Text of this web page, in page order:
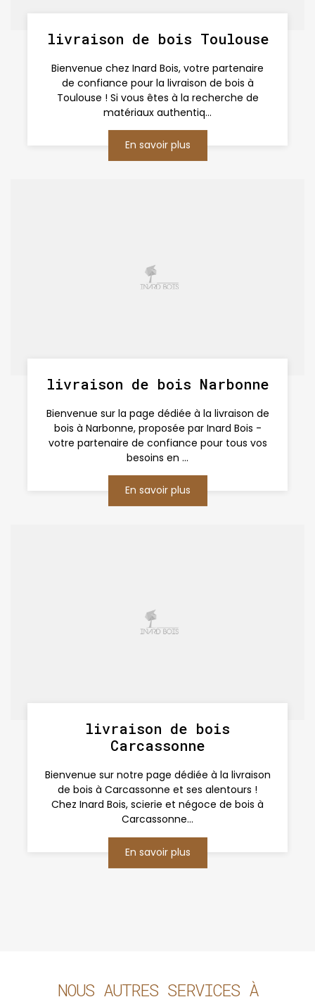
livraison de bois Toulouse
Bienvenue chez Inard Bois, votre partenaire
de confiance pour la livraison de bois à
Toulouse ! Si vous êtes à la recherche de
matériaux authentiq...
En savoir plus
livraison de bois Narbonne
Bienvenue sur la page dédiée à la livraison de
bois à Narbonne, proposée par Inard Bois -
votre partenaire de confiance pour tous vos
besoins en ...
En savoir plus
livraison de bois
Carcassonne
Bienvenue sur notre page dédiée à la livraison
de bois à Carcassonne et ses alentours !
Chez Inard Bois, scierie et négoce de bois à
Carcassonne...
En savoir plus
NOUS AUTRES SERVICES À